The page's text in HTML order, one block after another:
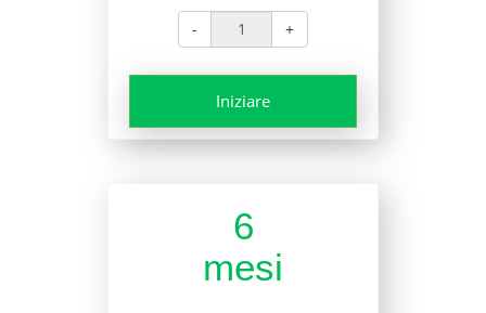
- +
Iniziare
6
mesi